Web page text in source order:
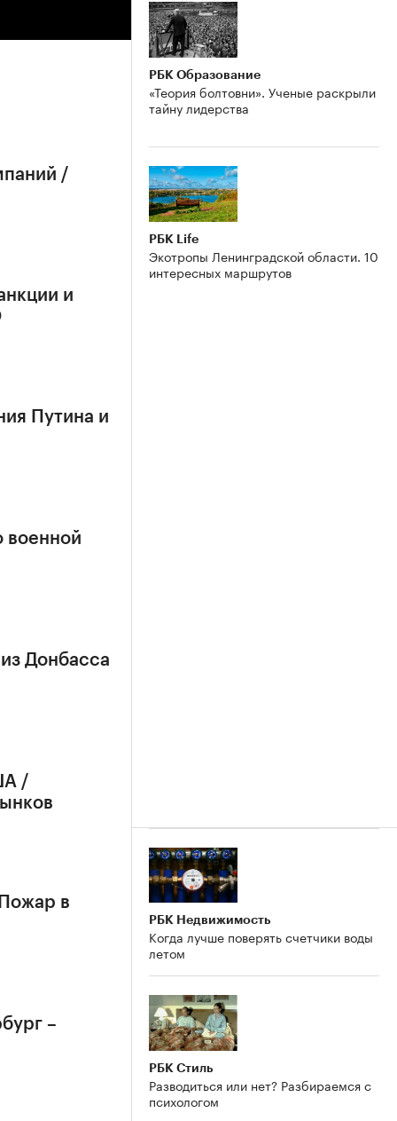
/
и
Путина и
военной
Донбасса
/
в
–
РБК Образование
«Теория болтовни». Ученые раскрыли
тайну лидерства
РБК Life
Экотропы Ленинградской области. 10
интересных маршрутов
РБК Недвижимость
Когда лучше поверять счетчики воды
летом
РБК Стиль
Разводиться или нет? Разбираемся с
психологом